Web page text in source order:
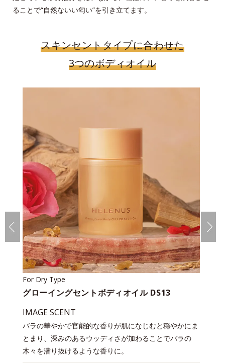
ることで“自然ないい匂い”を引き立てます。
スキンセントタイプに合わせた
3つのボディオイル
For Dry Type
グローイングセントボディオイル DS13
IMAGE SCENT
バラの華やかで官能的な香りが肌になじむと穏やかにま
とまり、深みのあるウッディさが加わることでバラの
木々を潜り抜けるような香りに。